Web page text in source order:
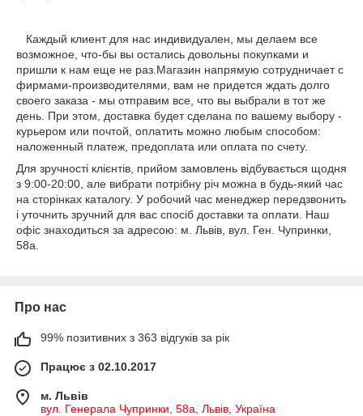
Каждый клиент для нас индивидуален, мы делаем все
возможное, что-бы вы остались довольны покупками и
пришли к нам еще не раз.Магазин напрямую сотрудничает с
фирмами-производителями, вам не придется ждать долго
своего заказа - мы отправим все, что вы выбрали в тот же
день. При этом, доставка будет сделана по вашему выбору -
курьером или почтой, оплатить можно любым способом:
наложенный платеж, предоплата или оплата по счету.
Для зручності клієнтів, прийом замовлень відбувається щодня
з 9:00-20:00, але вибрати потрібну річ можна в будь-який час
на сторінках каталогу. У робочий час менеджер передзвонить
і уточнить зручний для вас спосіб доставки та оплати. Наш
офіс знаходиться за адресою: м. Львів, вул. Ген. Чупринки,
58а.
Про нас
99% позитивних з 363 відгуків за рік
Працює з 02.10.2017
м. Львів
вул. Генерала Чупринки, 58а, Львів, Україна